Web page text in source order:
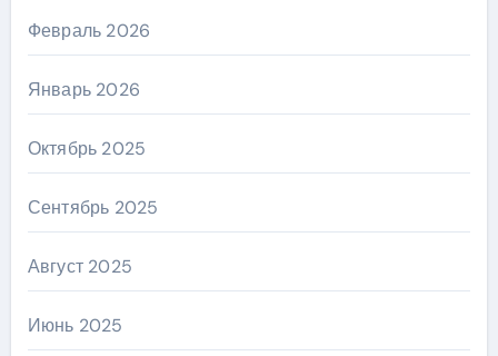
Февраль 2026
Январь 2026
Октябрь 2025
Сентябрь 2025
Август 2025
Июнь 2025